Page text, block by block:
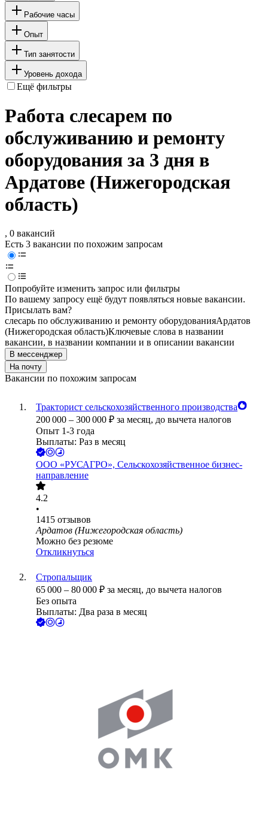
Рабочие часы
Опыт
Тип занятости
Уровень дохода
Ещё фильтры
Работа слесарем по
обслуживанию и ремонту
оборудования за 3 дня в
Ардатове (Нижегородская
область)
, 0 вакансий
Есть 3 вакансии по похожим запросам
Попробуйте изменить запрос или фильтры
По вашему запросу ещё будут появляться новые вакансии.
Присылать вам?
слесарь по обслуживанию и ремонту оборудованияАрдатов
(Нижегородская область)Ключевые слова в названии
вакансии, в названии компании и в описании вакансии
В мессенджер
На почту
Вакансии по похожим запросам
Тракторист сельскохозяйственного производства
200 000 – 300 000 ₽ за месяц, до вычета налогов
Опыт 1-3 года
Выплаты: Раз в месяц
ООО «РУСАГРО», Сельскохозяйственное бизнес-
направление
4.2
•
1415 отзывов
Ардатов (Нижегородская область)
Можно без резюме
Откликнуться
Стропальщик
65 000 – 80 000 ₽ за месяц, до вычета налогов
Без опыта
Выплаты: Два раза в месяц